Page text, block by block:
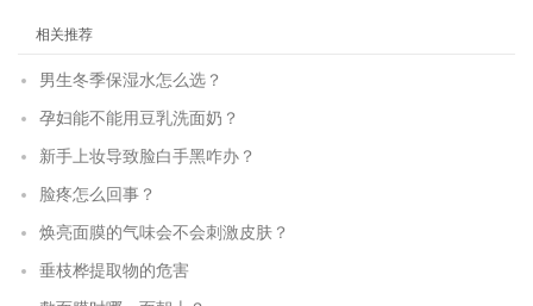
相关推荐
男生冬季保湿水怎么选？
孕妇能不能用豆乳洗面奶？
新手上妆导致脸白手黑咋办？
脸疼怎么回事？
焕亮面膜的气味会不会刺激皮肤？
垂枝桦提取物的危害